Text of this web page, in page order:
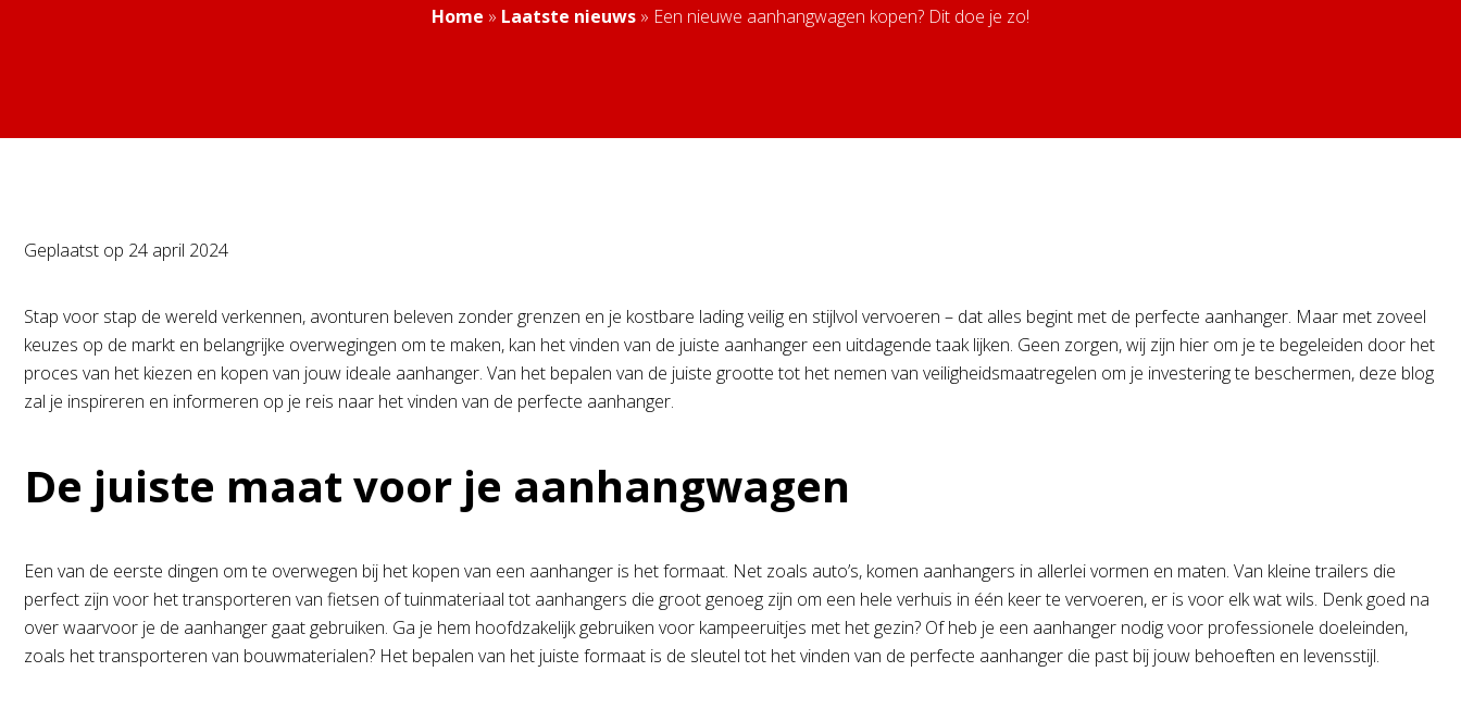
Home » Laatste nieuws » Een nieuwe aanhangwagen kopen? Dit doe je zo!
Geplaatst op 24 april 2024
Stap voor stap de wereld verkennen, avonturen beleven zonder grenzen en je kostbare lading veilig en stijlvol vervoeren – dat alles begint met de perfecte aanhanger. Maar met zoveel
keuzes op de markt en belangrijke overwegingen om te maken, kan het vinden van de juiste aanhanger een uitdagende taak lijken. Geen zorgen, wij zijn hier om je te begeleiden door het
proces van het kiezen en kopen van jouw ideale aanhanger. Van het bepalen van de juiste grootte tot het nemen van veiligheidsmaatregelen om je investering te beschermen, deze blog
zal je inspireren en informeren op je reis naar het vinden van de perfecte aanhanger.
De juiste maat voor je aanhangwagen
Een van de eerste dingen om te overwegen bij het kopen van een aanhanger is het formaat. Net zoals auto’s, komen aanhangers in allerlei vormen en maten. Van kleine trailers die
perfect zijn voor het transporteren van fietsen of tuinmateriaal tot aanhangers die groot genoeg zijn om een hele verhuis in één keer te vervoeren, er is voor elk wat wils. Denk goed na
over waarvoor je de aanhanger gaat gebruiken. Ga je hem hoofdzakelijk gebruiken voor kampeeruitjes met het gezin? Of heb je een aanhanger nodig voor professionele doeleinden,
zoals het transporteren van bouwmaterialen? Het bepalen van het juiste formaat is de sleutel tot het vinden van de perfecte aanhanger die past bij jouw behoeften en levensstijl.